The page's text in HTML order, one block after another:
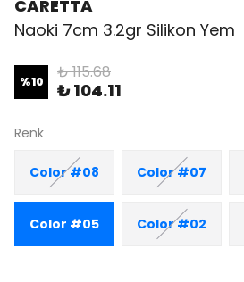
CARETTA
Naoki 7cm 3.2gr Silikon Yem
%10 ₺ 115.68
₺ 104.11
Renk
Color #08 Color #07
Color #05 Color #02